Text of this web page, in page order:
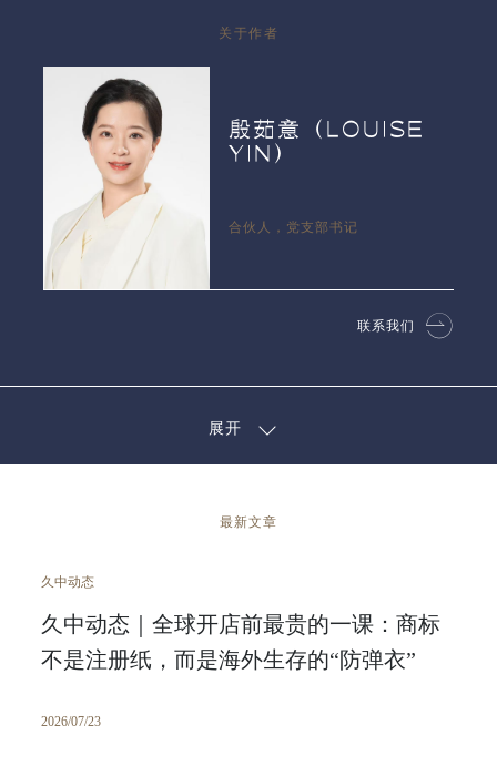
关于作者
殷茹意（LOUISE
YIN）
合伙人，党支部书记
联系我们
展开
最新文章
久中动态
久中动态｜全球开店前最贵的一课：商标
不是注册纸，而是海外生存的“防弹衣”
2026/07/23